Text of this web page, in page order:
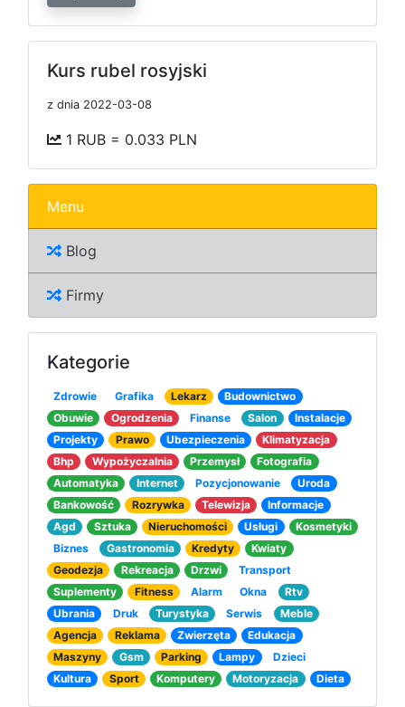
Kurs rubel rosyjski
z dnia 2022-03-08
1 RUB = 0.033 PLN
Menu
Blog
Firmy
Kategorie
Zdrowie Grafika Lekarz
Budownictwo
Obuwie
Ogrodzenia Finanse Salon
Instalacje
Projekty
Prawo Ubezpieczenia
Klimatyzacja
Bhp
Wypożyczalnia Przemysł
Fotografia
Automatyka
Internet Pozycjonowanie
Uroda
Bankowość
Rozrywka Telewizja
Informacje
Agd
Sztuka Nieruchomości Usługi
Kosmetyki
Biznes
Gastronomia Kredyty
Kwiaty
Geodezja
Rekreacja Drzwi
Transport
Suplementy
Fitness Alarm Okna
Rtv
Ubrania
Druk Turystyka Serwis
Meble
Agencja
Reklama Zwierzęta
Edukacja
Maszyny
Gsm Parking Lampy
Dzieci
Kultura
Sport Komputery Motoryzacja Dieta